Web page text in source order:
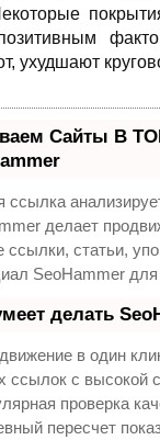
ухудшают
Сайты В
ссылка
делает
ссылки, статьи,
SeoHammer
делать
в один
ссылок с высокой
проверка
пересчет